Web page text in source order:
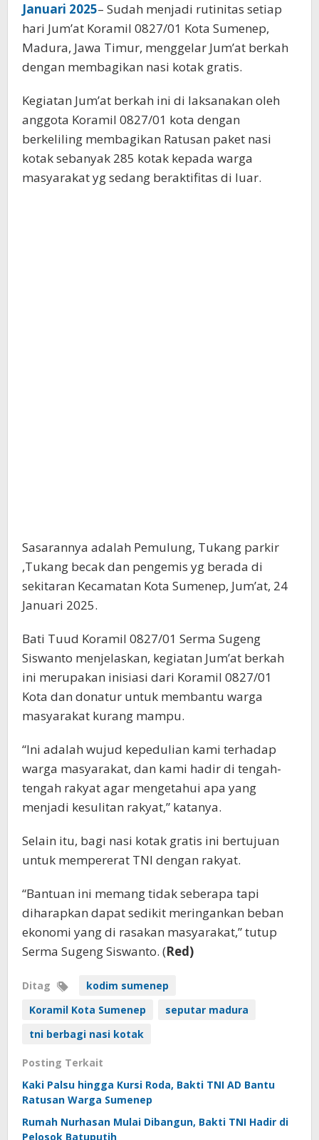
Januari 2025– Sudah menjadi rutinitas setiap
hari Jum’at Koramil 0827/01 Kota Sumenep,
Madura, Jawa Timur, menggelar Jum’at berkah
dengan membagikan nasi kotak gratis.
Kegiatan Jum’at berkah ini di laksanakan oleh
anggota Koramil 0827/01 kota dengan
berkeliling membagikan Ratusan paket nasi
kotak sebanyak 285 kotak kepada warga
masyarakat yg sedang beraktifitas di luar.
Sasarannya adalah Pemulung, Tukang parkir
,Tukang becak dan pengemis yg berada di
sekitaran Kecamatan Kota Sumenep, Jum’at, 24
Januari 2025.
Bati Tuud Koramil 0827/01 Serma Sugeng
Siswanto menjelaskan, kegiatan Jum’at berkah
ini merupakan inisiasi dari Koramil 0827/01
Kota dan donatur untuk membantu warga
masyarakat kurang mampu.
“Ini adalah wujud kepedulian kami terhadap
warga masyarakat, dan kami hadir di tengah-
tengah rakyat agar mengetahui apa yang
menjadi kesulitan rakyat,” katanya.
Selain itu, bagi nasi kotak gratis ini bertujuan
untuk mempererat TNI dengan rakyat.
“Bantuan ini memang tidak seberapa tapi
diharapkan dapat sedikit meringankan beban
ekonomi yang di rasakan masyarakat,” tutup
Serma Sugeng Siswanto. (Red)
Ditag
kodim sumenep
Koramil Kota Sumenep
seputar madura
tni berbagi nasi kotak
Posting Terkait
Kaki Palsu hingga Kursi Roda, Bakti TNI AD Bantu
Ratusan Warga Sumenep
Rumah Nurhasan Mulai Dibangun, Bakti TNI Hadir di
Pelosok Batuputih